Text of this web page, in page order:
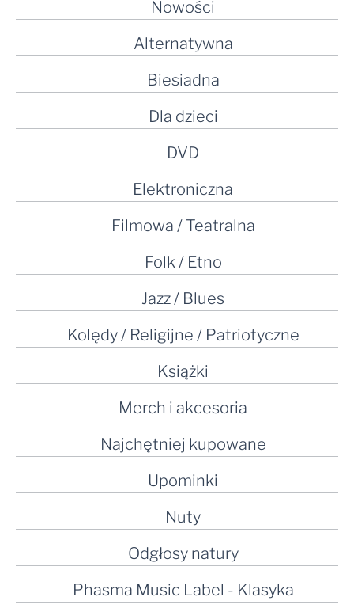
Nowości
Alternatywna
Biesiadna
Dla dzieci
DVD
Elektroniczna
Filmowa / Teatralna
Folk / Etno
Jazz / Blues
Kolędy / Religijne / Patriotyczne
Książki
Merch i akcesoria
Najchętniej kupowane
Upominki
Nuty
Odgłosy natury
Phasma Music Label - Klasyka